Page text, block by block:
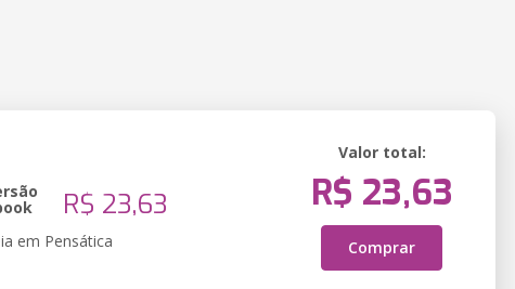
R$ 23,63
em Pensática
Valor total:
R$ 23,63
Comprar